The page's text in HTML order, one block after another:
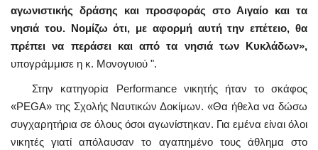
αγωνιστικής δράσης και προσφοράς στο Αιγαίο και τα
νησιά του. Νομίζω ότι, με αφορμή αυτή την επέτειο, θα
πρέπει να περάσει και από τα νησιά των Κυκλάδων»,
υπογράμμισε η κ. Μονογυιού ".
Στην κατηγορία Performance νικητής ήταν το σκάφος
«PEGA» της Σχολής Ναυτικών Δοκίμων. «Θα ήθελα να δώσω
συγχαρητήρια σε όλους όσοι αγωνίστηκαν. Για εμένα είναι όλοι
νικητές γιατί απόλαυσαν το αγαπημένο τους άθλημα στο